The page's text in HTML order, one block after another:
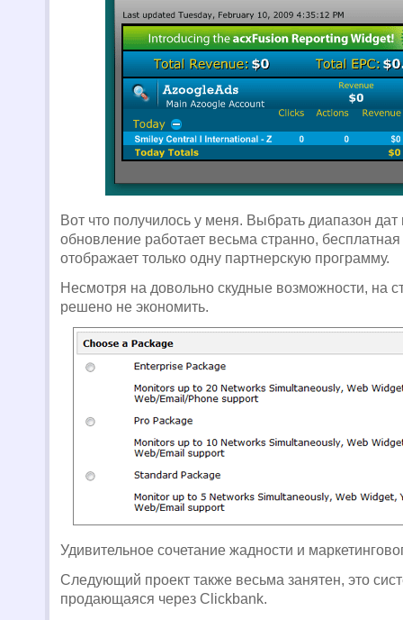
Вот что получилось у меня. Выбрать диапазон
обновление работает весьма странно,
отображает только одну партнерскую программу.
Несмотря на довольно скудные возможности, на
решено не экономить.
Удивительное сочетание жадности и
Следующий проект также весьма занятен, это
продающаяся через Clickbank.